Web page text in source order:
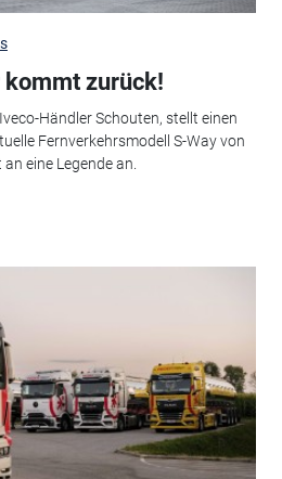
kommt zurück!
Händler Schouten, stellt einen
Fernverkehrsmodell S-Way von
eine Legende an.